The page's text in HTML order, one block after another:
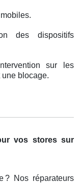
des dispositifs
sur les
une blocage.
vos stores sur
? Nos réparateurs